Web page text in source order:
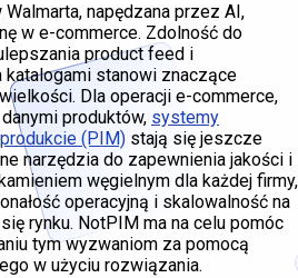
Walmarta, napędzana przez AI,
w e-commerce. Zdolność do
product feed i
stanowi znaczące
Dla operacji e-commerce,
produktów, systemy
(PIM) stają się jeszcze
narzędzia do zapewnienia jakości i
węgielnym dla każdej firmy,
operacyjną i skalowalność na
rynku. NotPIM ma na celu pomóc
tym wyzwaniom za pomocą
w użyciu rozwiązania.